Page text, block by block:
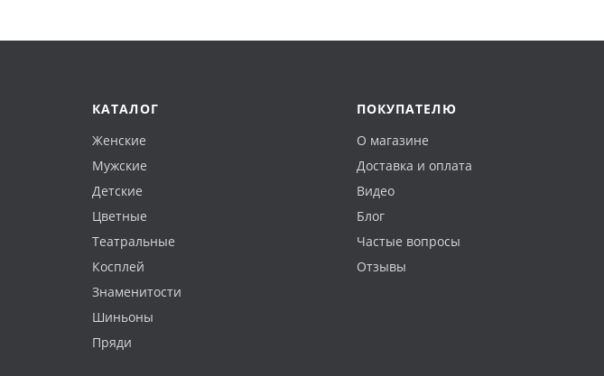
КАТАЛОГ
Женские
Мужские
Детские
Цветные
Театральные
Косплей
Знаменитости
Шиньоны
Пряди
ПОКУПАТЕЛЮ
О магазине
Доставка и оплата
Видео
Блог
Частые вопросы
Отзывы